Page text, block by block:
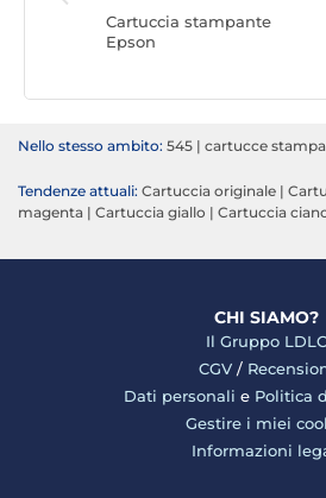
Cartuccia stampante
Epson
Nello stesso ambito: 545 | cartucce
Tendenze attuali: Cartuccia originale |
magenta | Cartuccia giallo | Cartuccia
CHI SIAMO?
Il Gruppo LDLC
CGV /
Dati personali e Politica
Gestire i miei
Informazioni